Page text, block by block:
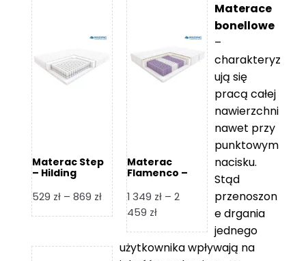
Materac Step
– Hilding
529 zł – 869 złZakres
cen:
529 zł
Materac
Flamenco –
1 349 zł – 2
459 złZakres
od
Materace
bonellowe
–
charakteryz
ują się
pracą całej
nawierzchni
nawet przy
punktowym
nacisku.
Stąd
przenoszon
e drgania
jednego
użytkownika wpływają na